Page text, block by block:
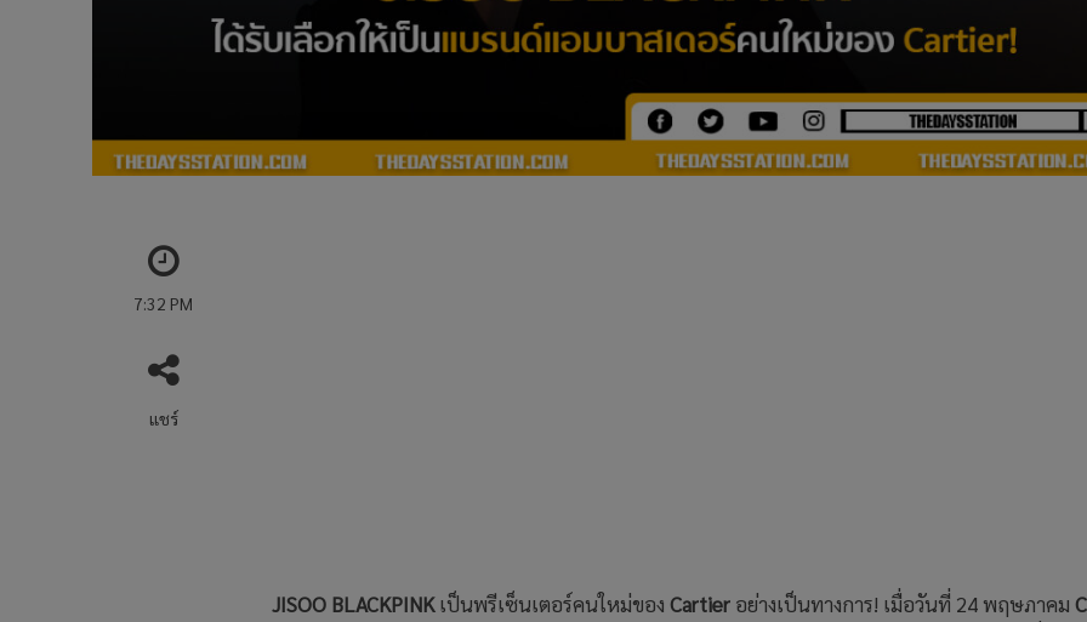
7:32 PM
แชร์
JISOO BLACKPINKเป็นพรีเซ็นเตอร์คนใหม่ของ Cartier อย่างเป็นทางการ! เมื่อวันที่ 24 พฤษภาคม